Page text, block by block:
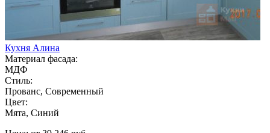
Кухня Алина
Материал фасада:
МДФ
Стиль:
Прованс, Современный
Цвет:
Мята, Синий